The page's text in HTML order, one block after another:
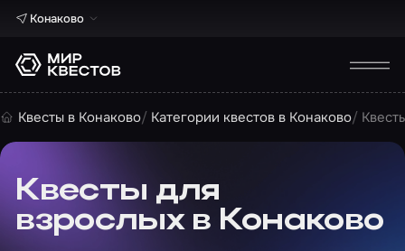
Конаково
Квесты в Конаково Категории квестов в Конаково
Квесты для
взрослых в Конаково